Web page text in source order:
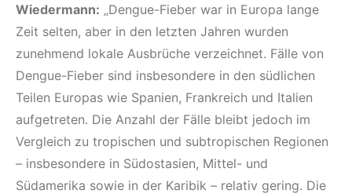
Wiedermann: „Dengue-Fieber war in Europa lange
Zeit selten, aber in den letzten Jahren wurden
zunehmend lokale Ausbrüche verzeichnet. Fälle von
Dengue-Fieber sind insbesondere in den südlichen
Teilen Europas wie Spanien, Frankreich und Italien
aufgetreten. Die Anzahl der Fälle bleibt jedoch im
Vergleich zu tropischen und subtropischen Regionen
– insbesondere in Südostasien, Mittel- und
Südamerika sowie in der Karibik – relativ gering. Die